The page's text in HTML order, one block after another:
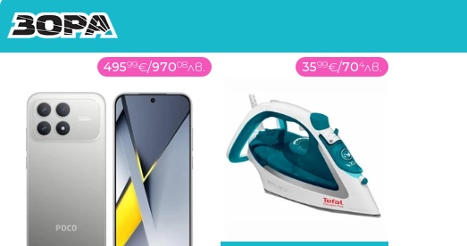
49599€/97008лв. 3599€/704лв.